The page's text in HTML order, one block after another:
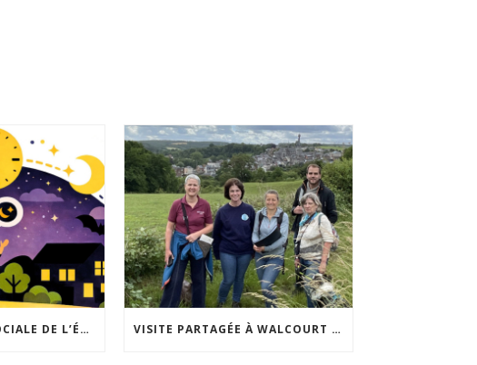
ACCEPTABILITÉ SOCIALE DE L’ÉCLAIRAGE NOCTURNE : LE REPLAY EST DISPONIBLE VISITE PARTAGÉE À WALCOURT : UNE DÉMARCHE PARTICIPATIVE ANIMÉE PAR ESPACE ENVIRONNEMENT